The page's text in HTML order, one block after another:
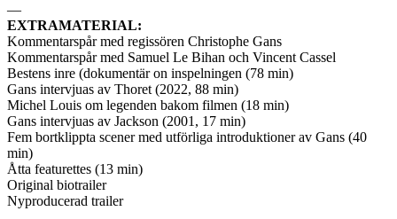
—
EXTRAMATERIAL:
Kommentarspår med regissören Christophe Gans
Kommentarspår med Samuel Le Bihan och Vincent Cassel
Bestens inre (dokumentär on inspelningen (78 min)
Gans intervjuas av Thoret (2022, 88 min)
Michel Louis om legenden bakom filmen (18 min)
Gans intervjuas av Jackson (2001, 17 min)
Fem bortklippta scener med utförliga introduktioner av Gans (40
min)
Åtta featurettes (13 min)
Original biotrailer
Nyproducerad trailer